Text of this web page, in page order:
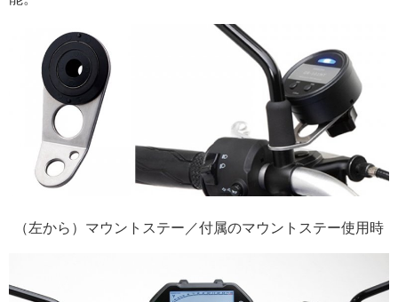
（左から）マウントステー／付属のマウントステー使用時